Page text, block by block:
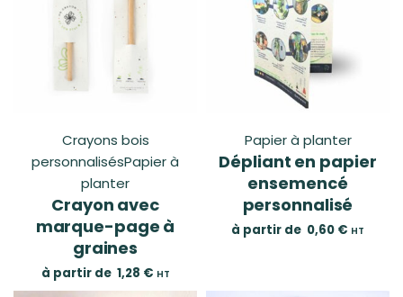
Crayons bois
personnalisésPapier à
planter
Crayon avec
marque-page à
graines
à partir de 1,28 € HT
Papier à planter
Dépliant en papier
ensemencé
personnalisé
à partir de 0,60 € HT